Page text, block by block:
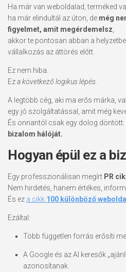
Ha már van weboldalad, terméked
ha már elindultál az úton, de még
figyelmet, amit megérdemelsz
akkor te pontosan abban a
vállalkozás az áttörés előtt.
Ez nem hiba.
Eza következő logikus lépés.
A legtöbb cég, aki ma erős márka,
egy jó szolgáltatással, amit még
És onnantól csak egy dolog döntött:
bizalom hálóját.
Hogyan épül ez a
Egy professzionálisan megírt PR
Nem hirdetés, hanem értékes,
És ez a cikk 100 különböző
Ezáltal:
Több független forrás erősíti
A Google és az AI keresők
azonosítanak.